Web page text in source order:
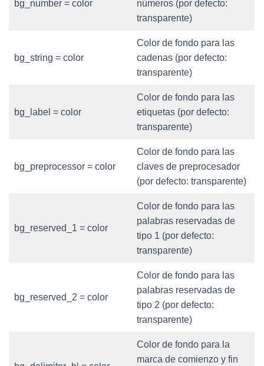
bg_number = color
números (por defecto:
transparente)
bg_string = color
Color de fondo para las
cadenas (por defecto:
transparente)
bg_label = color
Color de fondo para las
etiquetas (por defecto:
transparente)
bg_preprocessor = color
Color de fondo para las
claves de preprocesador
(por defecto: transparente)
bg_reserved_1 = color
Color de fondo para las
palabras reservadas de
tipo 1 (por defecto:
transparente)
bg_reserved_2 = color
Color de fondo para las
palabras reservadas de
tipo 2 (por defecto:
transparente)
Color de fondo para la
marca de comienzo y fin